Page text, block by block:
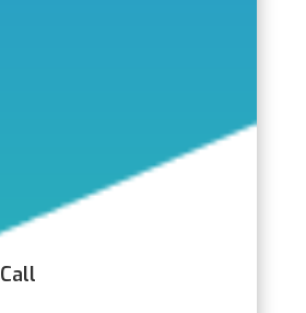
Call